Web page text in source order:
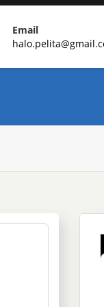
Email